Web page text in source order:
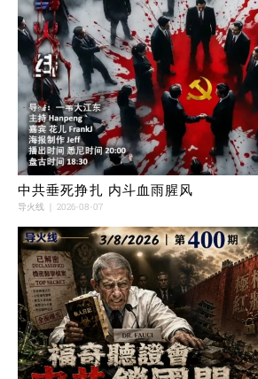
中共垂死挣扎 内斗血雨腥风
导火线 2026-08-07